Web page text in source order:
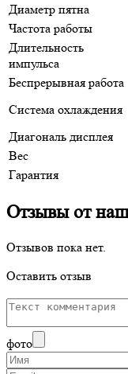
Диаметр пятна
Частота работы
Длительность
импульса
Беспрерывная работа
Система охлаждения
Диагональ дисплея
Вес
Гарантия
Отзывы от
Отзывов пока нет.
Оставить отзыв
фото